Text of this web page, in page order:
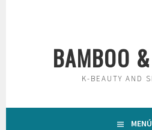
BAMBOO
K-BEAUTY AND
MENÚ